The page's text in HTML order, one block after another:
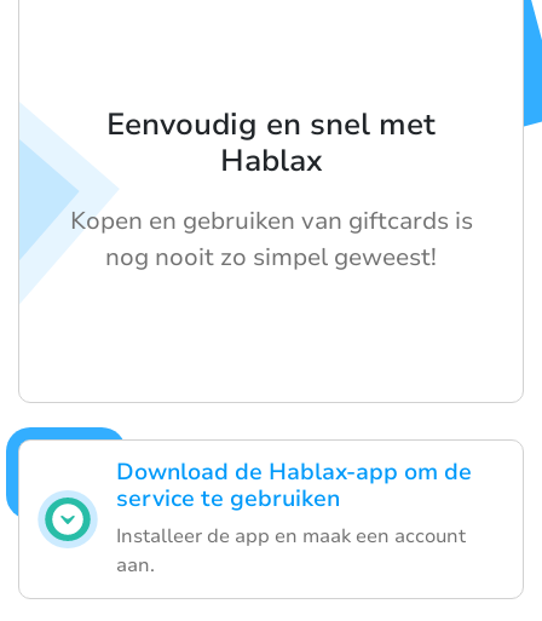
Download de Hablax-app om de
service te gebruiken
Installeer de app en maak een account
aan.
Eenvoudig en snel met
Hablax
Kopen en gebruiken van giftcards is
nog nooit zo simpel geweest!